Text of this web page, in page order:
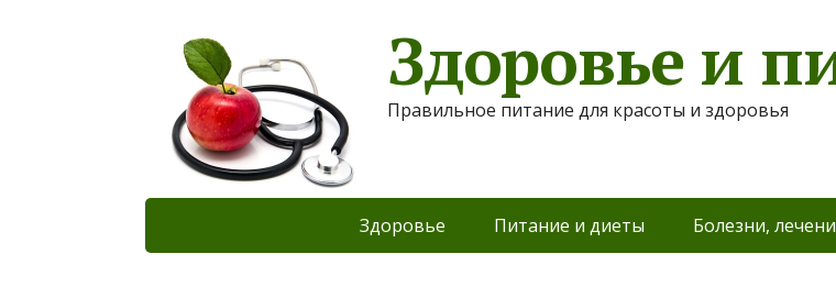
Здоровье и
Правильное питание для красоты и здоровья
Здоровье Питание и диеты Болезни,